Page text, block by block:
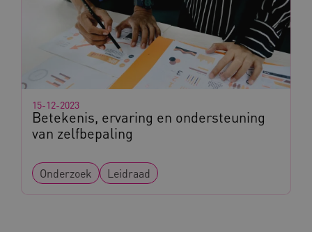
Betekenis, ervaring en ondersteuning
van zelfbepaling
15-12-2023
Onderzoek Leidraad
ARRAffinitySameSite
Microsoft Corporation
.www.kennispleingehandicaptensector.nl